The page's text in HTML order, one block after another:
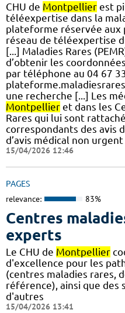
CHU de Montpellier est
téléexpertise dans la
plateforme réservée aux
réseau de téléexpertise
[...] Maladies Rares
d’obtenir les
par téléphone au 04 67
une recherche [...] Les
Montpellier et dans les
Rares qui lui sont
correspondants des avis
d’avis médical non urgent
15/04/2026 12:46
PAGES
relevance: 83%
Centres
experts
Le CHU de Montpellier
d'excellence pour les
(centres maladies rares,
référence), ainsi que
d'autres
15/04/2026 13:41